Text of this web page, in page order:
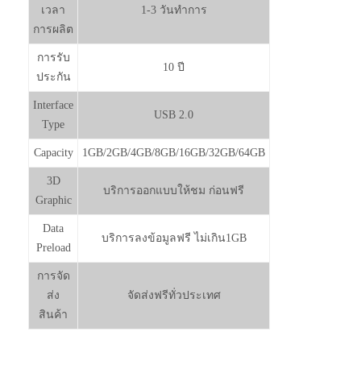
เวลา
การผลิต
1-3 วันทำการ
การรับ
ประกัน
10 ปี
Interface
Type
USB 2.0
Capacity 1GB/2GB/4GB/8GB/16GB/32GB/64GB
3D
Graphic
บริการออกแบบให้ชม ก่อนฟรี
Data
Preload
บริการลงข้อมูลฟรี ไม่เกิน1GB
การจัด
ส่ง
สินค้า
จัดส่งฟรีทั่วประเทศ